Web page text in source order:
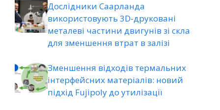
Дослідники Саарланда
використовують 3D-друковані
металеві частини двигунів зі скла
для зменшення втрат в залізі
Зменшення відходів термальних
інтерфейсних матеріалів: новий
підхід Fujipoly до утилізації